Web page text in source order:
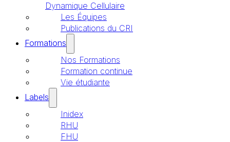
Dynamique Cellulaire
Les Équipes
Publications du CRI
Formations
Nos Formations
Formation continue
Vie étudiante
Labels
Inidex
RHU
FHU